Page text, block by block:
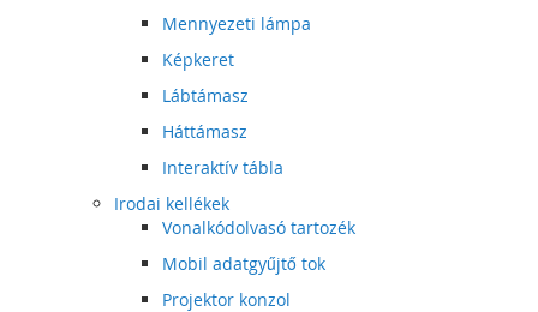
Mennyezeti lámpa
Képkeret
Lábtámasz
Háttámasz
Interaktív tábla
Irodai kellékek
Vonalkódolvasó tartozék
Mobil adatgyűjtő tok
Projektor konzol